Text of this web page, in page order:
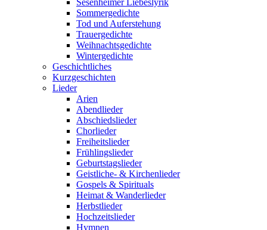
Sommergedichte
Tod und Auferstehung
Trauergedichte
Weihnachtsgedichte
Wintergedichte
Geschichtliches
Kurzgeschichten
Lieder
Arien
Abendlieder
Abschiedslieder
Chorlieder
Freiheitslieder
Frühlingslieder
Geburtstagslieder
Geistliche- & Kirchenlieder
Gospels & Spirituals
Heimat & Wanderlieder
Herbstlieder
Hochzeitslieder
Hymnen